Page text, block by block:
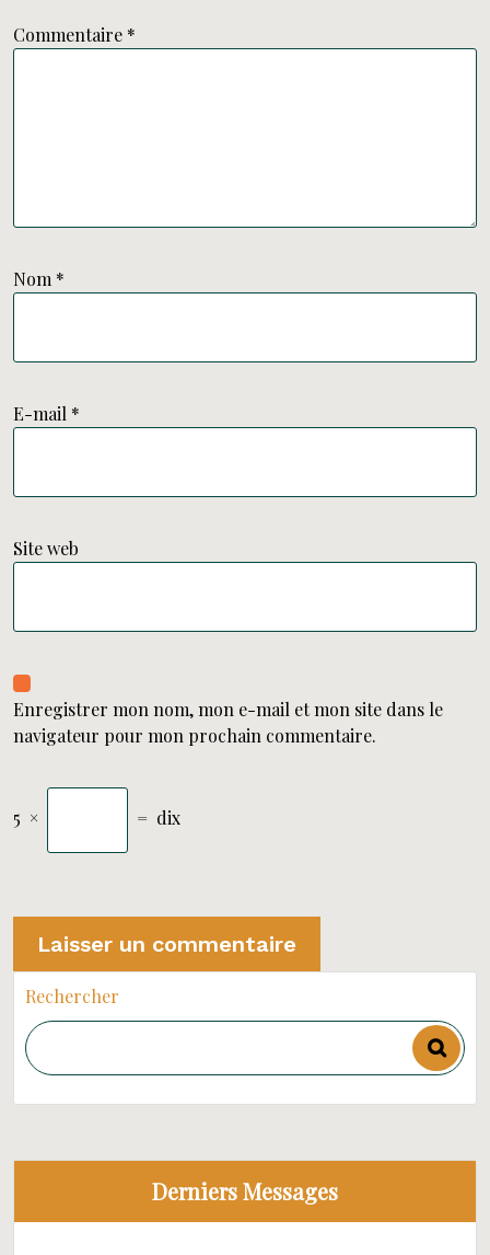
Commentaire *
Nom *
E-mail *
Site web
Enregistrer mon nom, mon e-mail et mon site dans le
navigateur pour mon prochain commentaire.
5 × = dix
Rechercher
Derniers Messages